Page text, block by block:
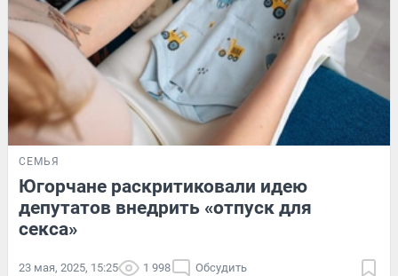
СЕМЬЯ
Югорчане раскритиковали идею
депутатов внедрить «отпуск для
секса»
23 мая, 2025, 15:25 1 998 Обсудить